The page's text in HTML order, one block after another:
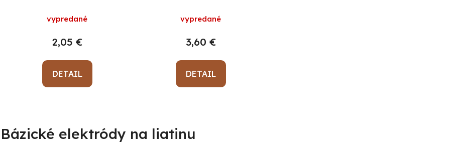
vypredané
2,05 €
DETAIL
vypredané
3,60 €
DETAIL
Bázické elektródy na liatinu